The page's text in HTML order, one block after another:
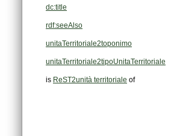
dc:title
rdf:seeAlso
unitaTerritoriale2toponimo
unitaTerritoriale2tipoUnitaTerritoriale
is ReST2unità territoriale of